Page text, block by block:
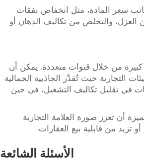
سعر المادة، مثل انخفاض نفقات
العزل، والتخلص من تكاليف الدهان أو
كبيرة من خلال قنوات متعددة. يمكن أن
التجارية حيث تُقدَّر الجاذبية الجمالية
في تقليل تكاليف التشغيل، في حين
أن تعزز صورة العلامة التجارية
من قابلية بيع العقارات.
الأسئلة الشائعة